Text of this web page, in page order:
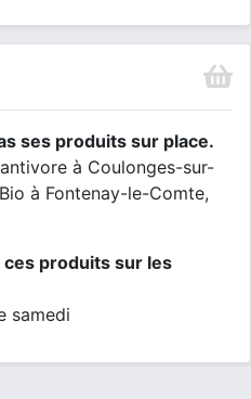
ses produits sur place.
à Coulonges-sur-
à Fontenay-le-Comte,
ces produits sur les
samedi